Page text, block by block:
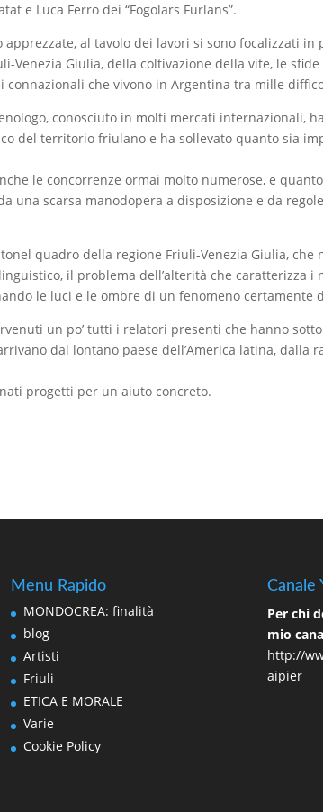
e Luca Ferro dei “Fogolars Furlans”.
al tavolo dei lavori si sono focalizzati
Venezia Giulia, della coltivazione della vite, le
che vivono in Argentina tra mille
conosciuto in molti mercati internazionali,
del territorio friulano e ha sollevato quanto sia
le concorrenze ormai molto numerose, e
una scarsa manodopera a disposizione e da
quadro della regione Friuli-Venezia Giulia, che
il problema dell’alterità che caratterizza i
le luci e le ombre di un fenomeno certamente
un po’ tutti i relatori presenti che hanno
dal lontano paese dell’America latina, dalla
progetti per un aiuto concreto.
Menu Rapido
MONDOCREA: finalità
blog
Artisti
Friuli
ETICA E MORALE
Varie
Cookie Policy
Canale
Per chi
mio
http://
aipier